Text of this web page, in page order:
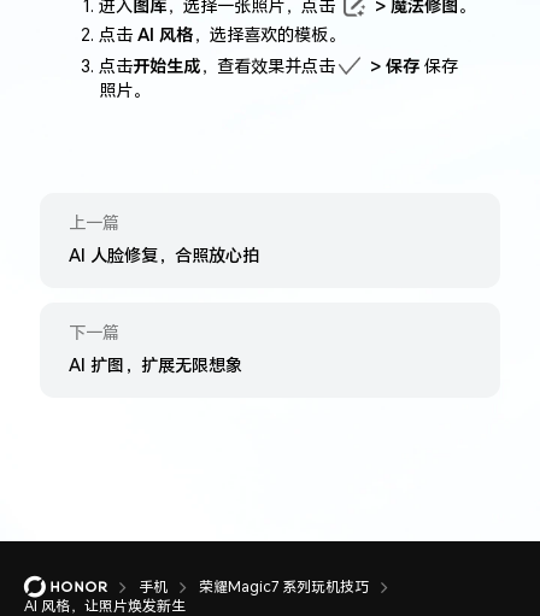
进入 图库，选择一张照片，点击 > 魔法修图 。
点击AI 风格，选择喜欢的模板。
点击开始生成，查看效果并点击 > 保存保存
照⁠片。
上一篇
AI 人脸修复，合照放心拍
下一篇
AI 扩图，扩展无限想象
手机
荣耀Magic7 系列玩机技巧
AI 风格，让照片焕发新生